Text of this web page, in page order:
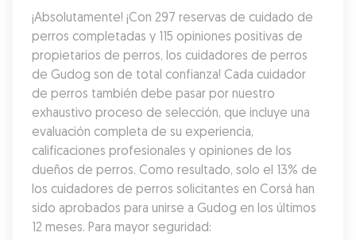
¡Absolutamente! ¡Con 297 reservas de cuidado de
perros completadas y 115 opiniones positivas de
propietarios de perros, los cuidadores de perros
de Gudog son de total confianza! Cada cuidador
de perros también debe pasar por nuestro
exhaustivo proceso de selección, que incluye una
evaluación completa de su experiencia,
calificaciones profesionales y opiniones de los
dueños de perros. Como resultado, solo el 13% de
los cuidadores de perros solicitantes en Corsá han
sido aprobados para unirse a Gudog en los últimos
12 meses. Para mayor seguridad: